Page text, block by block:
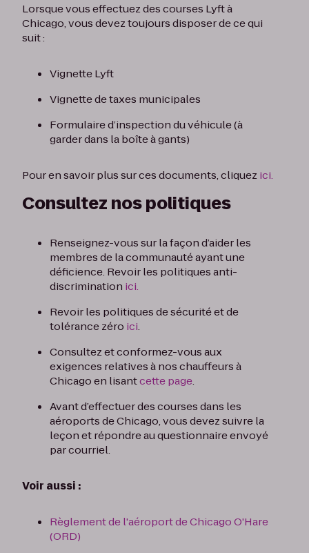
Lorsque vous effectuez des courses Lyft à
Chicago, vous devez toujours disposer de ce qui
suit :
Vignette Lyft
Vignette de taxes municipales
Formulaire d’inspection du véhicule (à
garder dans la boîte à gants)
Pour en savoir plus sur ces documents, cliquez ici.
Consultez nos politiques
Renseignez-vous sur la façon d’aider les
membres de la communauté ayant une
déficience. Revoir les politiques anti-
discrimination ici.
Revoir les politiques de sécurité et de
tolérance zéro ici.
Consultez et conformez-vous aux
exigences relatives à nos chauffeurs à
Chicago en lisantcette page.
Avant d’effectuer des courses dans les
aéroports de Chicago, vous devez suivre la
leçon et répondre au questionnaire envoyé
par courriel.
Voir aussi :
Règlement de l'aéroport de Chicago O'Hare
(ORD)